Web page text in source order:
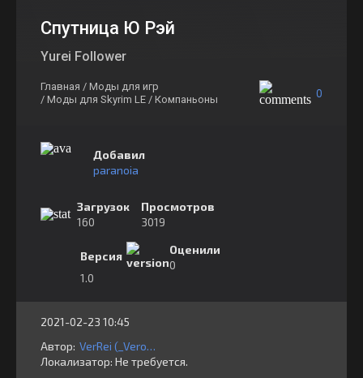
Спутница Ю Рэй
Yurei Follower
Главная / Моды для игр
/ Моды для Skyrim LE / Компаньоны 0
Добавил
paranoia
Загрузок
160
Просмотров
3019
Версия
1.0
Оценили
0
2021-02-23 10:45
Автор:
VerRei (_Veronica_)
Локализатор: ⁣⁣⁣Не требуется.